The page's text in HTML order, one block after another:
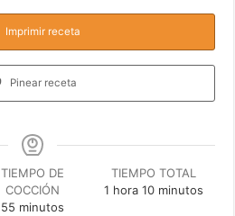
Imprimir receta
Pinear receta
TIEMPO DE
COCCIÓN
55minutos
minutos
TIEMPO TOTAL
1 hora
hora 10minutos
minutos